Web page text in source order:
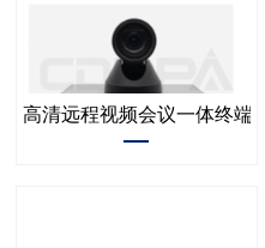
高清远程视频会议一体终端